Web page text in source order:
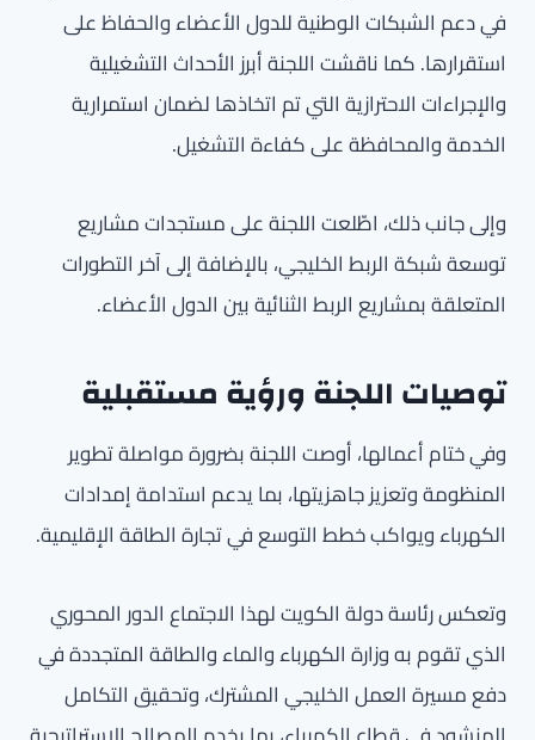
في دعم الشبكات الوطنية للدول الأعضاء والحفاظ على
استقرارها. كما ناقشت اللجنة أبرز الأحداث التشغيلية
والإجراءات الاحترازية التي تم اتخاذها لضمان استمرارية
الخدمة والمحافظة على كفاءة التشغيل.
وإلى جانب ذلك، اطّلعت اللجنة على مستجدات مشاريع
توسعة شبكة الربط الخليجي، بالإضافة إلى آخر التطورات
المتعلقة بمشاريع الربط الثنائية بين الدول الأعضاء.
توصيات اللجنة ورؤية مستقبلية
وفي ختام أعمالها، أوصت اللجنة بضرورة مواصلة تطوير
المنظومة وتعزيز جاهزيتها، بما يدعم استدامة إمدادات
الكهرباء ويواكب خطط التوسع في تجارة الطاقة الإقليمية.
وتعكس رئاسة دولة الكويت لهذا الاجتماع الدور المحوري
الذي تقوم به وزارة الكهرباء والماء والطاقة المتجددة في
دفع مسيرة العمل الخليجي المشترك، وتحقيق التكامل